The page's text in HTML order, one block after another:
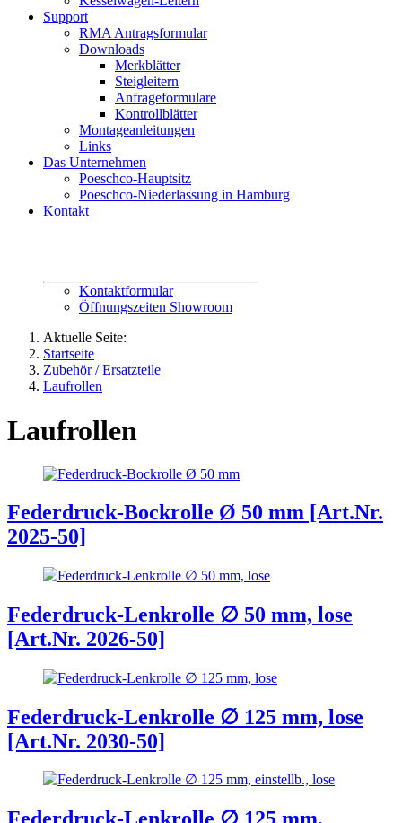
Support
RMA Antragsformular
Downloads
Merkblätter
Steigleitern
Anfrageformulare
Kontrollblätter
Montageanleitungen
Links
Das Unternehmen
Poeschco-Hauptsitz
Poeschco-Niederlassung in Hamburg
Kontakt
Kontaktformular
Öffnungszeiten Showroom
Aktuelle Seite:
Startseite
Zubehör / Ersatzteile
Laufrollen
Laufrollen
Federdruck-Bockrolle Ø 50 mm [Art.Nr.
2025-50]
Federdruck-Lenkrolle ∅ 50 mm, lose
[Art.Nr. 2026-50]
Federdruck-Lenkrolle ∅ 125 mm, lose
[Art.Nr. 2030-50]